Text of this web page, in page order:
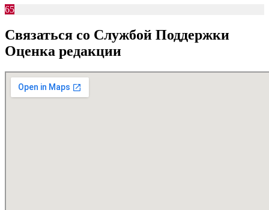
65
Связаться со Службой Поддержки
Оценка редакции